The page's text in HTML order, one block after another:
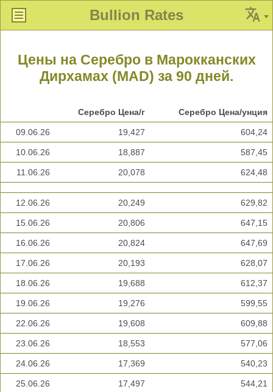
Bullion Rates
Цены на Серебро в Марокканских
Дирхамах (MAD) за 90 дней.
Серебро Цена/г Серебро Цена/унция
09.06.26 19,427 604,24
10.06.26 18,887 587,45
11.06.26 20,078 624,48
12.06.26 20,249 629,82
15.06.26 20,806 647,15
16.06.26 20,824 647,69
17.06.26 20,193 628,07
18.06.26 19,688 612,37
19.06.26 19,276 599,55
22.06.26 19,608 609,88
23.06.26 18,553 577,06
24.06.26 17,369 540,23
25.06.26 17,497 544,21